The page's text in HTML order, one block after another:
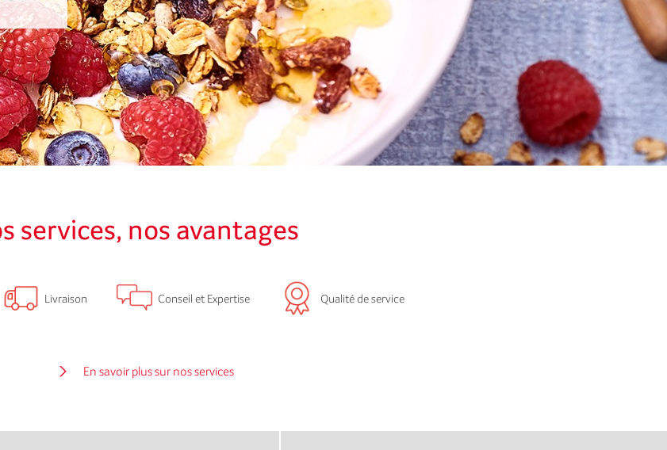
services, nos avantages
Livraison Conseil et Expertise Qualité de service
En savoir plus sur nos services